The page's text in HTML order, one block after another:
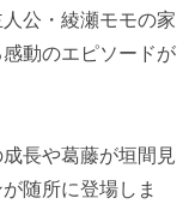
公・綾瀬モモの家
動のエピソードが
長や葛藤が垣間見
随所に登場しま